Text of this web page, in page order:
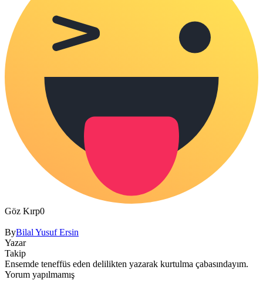
Göz Kırp0
ByBilal Yusuf Ersin
Yazar
Takip
Ensemde teneffüs eden delilikten yazarak kurtulma çabasındayım.
Yorum yapılmamış